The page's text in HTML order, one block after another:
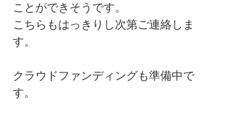
ことができそうです。
こちらもはっきりし次第ご連絡しま
す。
クラウドファンディングも準備中で
す。